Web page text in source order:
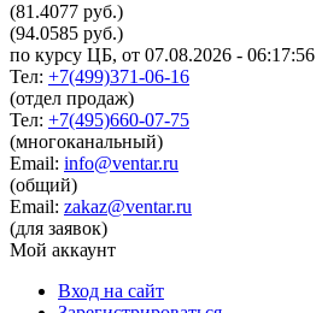
(81.4077 руб.)
(94.0585 руб.)
по курсу ЦБ, от 07.08.2026 - 06:17:56
Тел: +7(499)371-06-16
(отдел продаж)
Тел: +7(495)660-07-75
(многоканальный)
Email: info@ventar.ru
(общий)
Email: zakaz@ventar.ru
(для заявок)
Мой аккаунт
Вход на сайт